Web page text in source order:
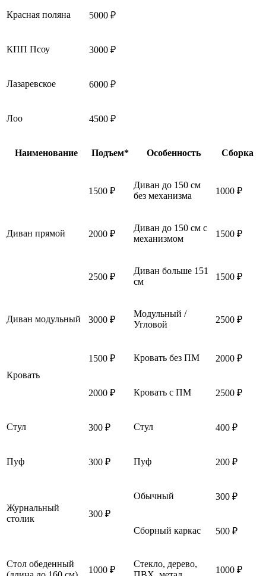
Красная поляна 5000 ₽
КПП Псоу 3000 ₽
Лазаревское 6000 ₽
Лоо 4500 ₽
Наименование Подъем* Особенность Сборка
Диван прямой
1500 ₽
Диван до 150 см
без механизма
1000 ₽
2000 ₽
Диван до 150 см с
механизмом
1500 ₽
2500 ₽
Диван больше 151
см
1500 ₽
Диван модульный 3000 ₽
Модульный /
Угловой
2500 ₽
Кровать
1500 ₽ Кровать без ПМ 2000 ₽
2000 ₽ Кровать с ПМ 2500 ₽
Стул 300 ₽ Стул 400 ₽
Пуф 300 ₽ Пуф 200 ₽
Журнальный
столик
300 ₽
Обычный 300 ₽
Сборный каркас 500 ₽
Стол обеденный
1000 ₽
Стекло, дерево,
1000 ₽